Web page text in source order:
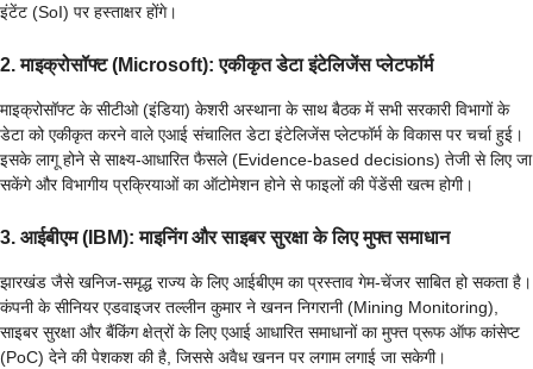
इंटेंट (SoI) पर हस्ताक्षर होंगे।
2. माइक्रोसॉफ्ट (Microsoft): एकीकृत डेटा इंटेलिजेंस प्लेटफॉर्म
माइक्रोसॉफ्ट के सीटीओ (इंडिया) केशरी अस्थाना के साथ बैठक में सभी सरकारी विभागों के
डेटा को एकीकृत करने वाले एआई संचालित डेटा इंटेलिजेंस प्लेटफॉर्म के विकास पर चर्चा हुई।
इसके लागू होने से साक्ष्य-आधारित फैसले (Evidence-based decisions) तेजी से लिए जा
सकेंगे और विभागीय प्रक्रियाओं का ऑटोमेशन होने से फाइलों की पेंडेंसी खत्म होगी।
3. आईबीएम (IBM): माइनिंग और साइबर सुरक्षा के लिए मुफ्त समाधान
झारखंड जैसे खनिज-समृद्ध राज्य के लिए आईबीएम का प्रस्ताव गेम-चेंजर साबित हो सकता है।
कंपनी के सीनियर एडवाइजर तल्लीन कुमार ने खनन निगरानी (Mining Monitoring),
साइबर सुरक्षा और बैंकिंग क्षेत्रों के लिए एआई आधारित समाधानों का मुफ्त प्रूफ ऑफ कांसेप्ट
(PoC) देने की पेशकश की है, जिससे अवैध खनन पर लगाम लगाई जा सकेगी।